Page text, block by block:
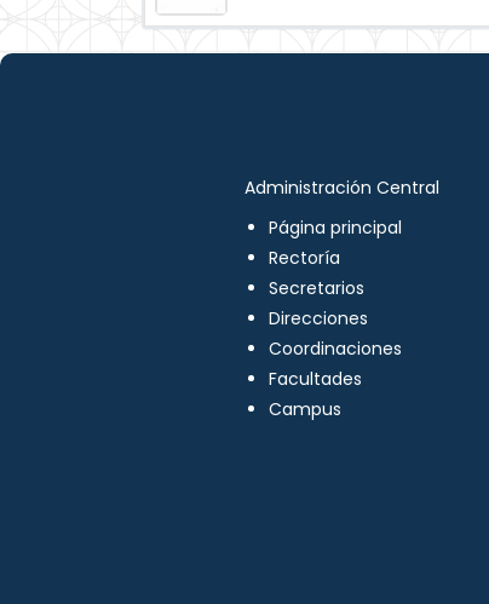
Administración Central
Página principal
Rectoría
Secretarios
Direcciones
Coordinaciones
Facultades
Campus